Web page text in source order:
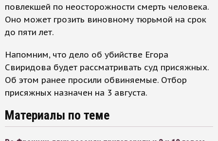
повлекшей по неосторожности смерть человека.
Оно может грозить виновному тюрьмой на срок
до пяти лет.
Напомним, что дело об убийстве Егора
Свиридова будет рассматривать суд присяжных.
Об этом ранее просили обвиняемые. Отбор
присяжных назначен на 3 августа.
Материалы по теме